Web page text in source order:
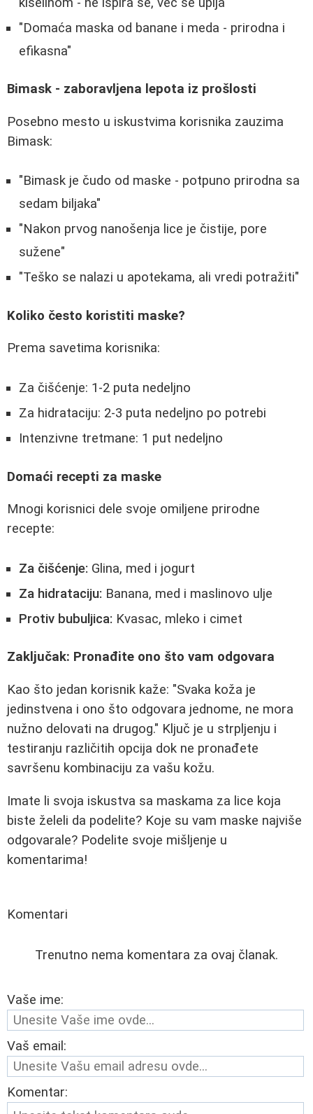
"Domaća maska od banane i meda - prirodna i
efikasna"
Bimask - zaboravljena lepota iz prošlosti
Posebno mesto u iskustvima korisnika zauzima
Bimask:
"Bimask je čudo od maske - potpuno prirodna sa
sedam biljaka"
"Nakon prvog nanošenja lice je čistije, pore
sužene"
"Teško se nalazi u apotekama, ali vredi potražiti"
Koliko često koristiti maske?
Prema savetima korisnika:
Za čišćenje: 1-2 puta nedeljno
Za hidrataciju: 2-3 puta nedeljno po potrebi
Intenzivne tretmane: 1 put nedeljno
Domaći recepti za maske
Mnogi korisnici dele svoje omiljene prirodne
recepte:
Za čišćenje: Glina, med i jogurt
Za hidrataciju: Banana, med i maslinovo ulje
Protiv bubuljica: Kvasac, mleko i cimet
Zaključak: Pronađite ono što vam odgovara
Kao što jedan korisnik kaže: "Svaka koža je
jedinstvena i ono što odgovara jednome, ne mora
nužno delovati na drugog." Ključ je u strpljenju i
testiranju različitih opcija dok ne pronađete
savršenu kombinaciju za vašu kožu.
Imate li svoja iskustva sa maskama za lice koja
biste želeli da podelite? Koje su vam maske najviše
odgovarale? Podelite svoje mišljenje u
komentarima!
Komentari
Trenutno nema komentara za ovaj članak.
Vaše ime:
Vaš email:
Komentar: